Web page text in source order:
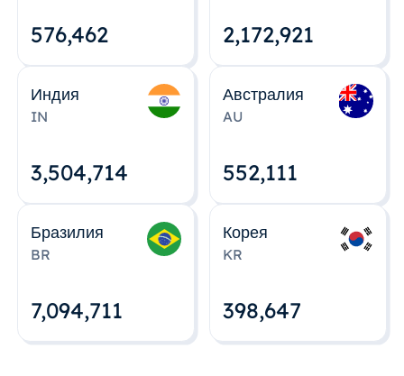
576,463 2,172,922
Индия
IN
3,504,715
Австралия
AU
552,112
Бразилия
BR
7,094,712
Корея
KR
398,648